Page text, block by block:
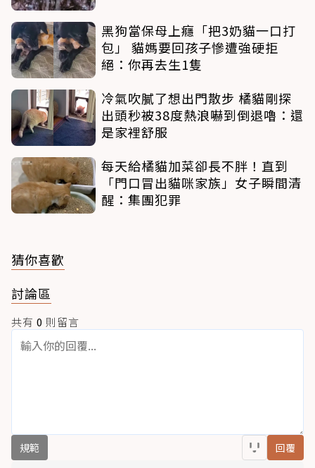
黑狗當保母上癮「把3奶貓一口打
包」 貓媽要回孩子慘遭強硬拒
絕：你再去生1隻
冷氣吹膩了想出門散步 橘貓剛探
出頭秒被38度熱浪嚇到倒退嚕：還
是家裡舒服
每天給橘貓加菜卻長不胖！直到
「門口冒出貓咪家族」女子瞬間清
醒：集團犯罪
猜你喜歡
討論區
共有 0 則留言
規範 回覆